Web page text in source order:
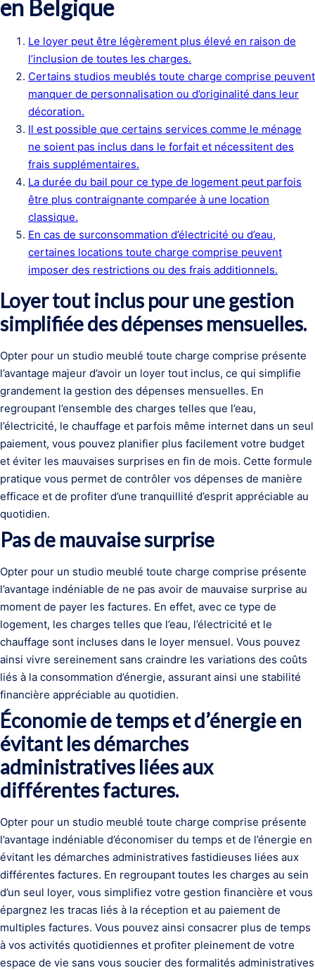
en Belgique
Le loyer peut être légèrement plus élevé en raison de
l’inclusion de toutes les charges.
Certains studios meublés toute charge comprise peuvent
manquer de personnalisation ou d’originalité dans leur
décoration.
Il est possible que certains services comme le ménage
ne soient pas inclus dans le forfait et nécessitent des
frais supplémentaires.
La durée du bail pour ce type de logement peut parfois
être plus contraignante comparée à une location
classique.
En cas de surconsommation d’électricité ou d’eau,
certaines locations toute charge comprise peuvent
imposer des restrictions ou des frais additionnels.
Loyer tout inclus pour une gestion
simplifiée des dépenses mensuelles.
Opter pour un studio meublé toute charge comprise présente
l’avantage majeur d’avoir un loyer tout inclus, ce qui simplifie
grandement la gestion des dépenses mensuelles. En
regroupant l’ensemble des charges telles que l’eau,
l’électricité, le chauffage et parfois même internet dans un seul
paiement, vous pouvez planifier plus facilement votre budget
et éviter les mauvaises surprises en fin de mois. Cette formule
pratique vous permet de contrôler vos dépenses de manière
efficace et de profiter d’une tranquillité d’esprit appréciable au
quotidien.
Pas de mauvaise surprise
Opter pour un studio meublé toute charge comprise présente
l’avantage indéniable de ne pas avoir de mauvaise surprise au
moment de payer les factures. En effet, avec ce type de
logement, les charges telles que l’eau, l’électricité et le
chauffage sont incluses dans le loyer mensuel. Vous pouvez
ainsi vivre sereinement sans craindre les variations des coûts
liés à la consommation d’énergie, assurant ainsi une stabilité
financière appréciable au quotidien.
Économie de temps et d’énergie en
évitant les démarches
administratives liées aux
différentes factures.
Opter pour un studio meublé toute charge comprise présente
l’avantage indéniable d’économiser du temps et de l’énergie en
évitant les démarches administratives fastidieuses liées aux
différentes factures. En regroupant toutes les charges au sein
d’un seul loyer, vous simplifiez votre gestion financière et vous
épargnez les tracas liés à la réception et au paiement de
multiples factures. Vous pouvez ainsi consacrer plus de temps
à vos activités quotidiennes et profiter pleinement de votre
espace de vie sans vous soucier des formalités administratives